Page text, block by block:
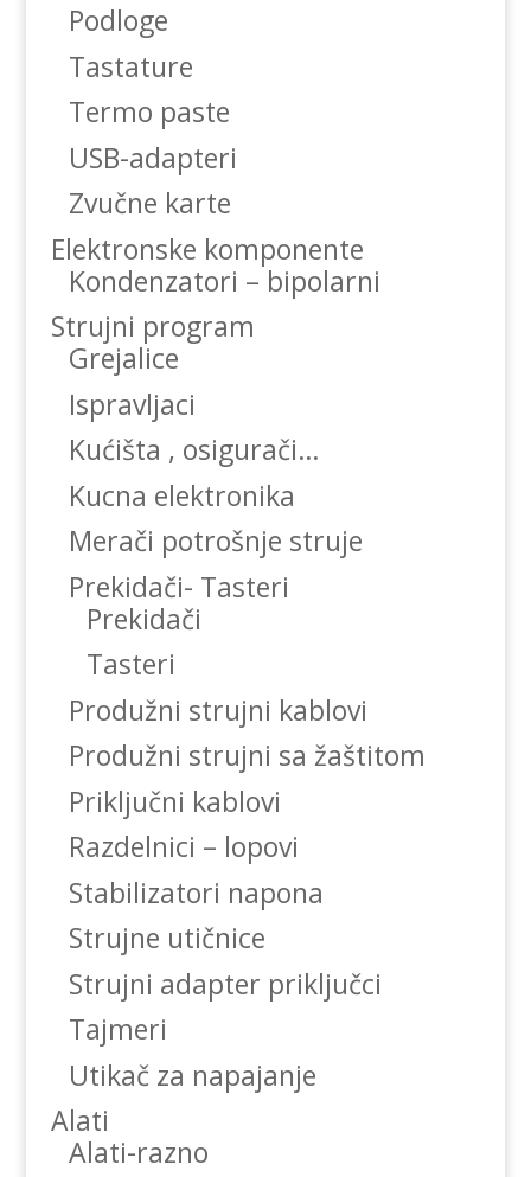
Podloge
Tastature
Termo paste
USB-adapteri
Zvučne karte
Elektronske komponente
Kondenzatori – bipolarni
Strujni program
Grejalice
Ispravljaci
Kućišta , osigurači…
Kucna elektronika
Merači potrošnje struje
Prekidači- Tasteri
Prekidači
Tasteri
Produžni strujni kablovi
Produžni strujni sa žaštitom
Priključni kablovi
Razdelnici – lopovi
Stabilizatori napona
Strujne utičnice
Strujni adapter priključci
Tajmeri
Utikač za napajanje
Alati
Alati-razno